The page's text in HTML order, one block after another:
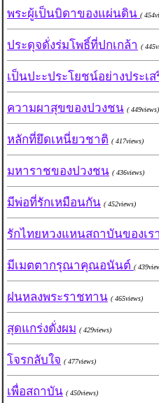
พระผู้เป็นบิดาของแผ่นดิน (
ประดุจดั่งร่มโพธิ์ที่ปกเกล้า (
เป็นปะะประโยชน์อย่างประเส
ความผาสุขของปวงชน ( 449views)
หลักที่ยึดเหนี่ยวชาติ ( 417views)
มหาราชของปวงชน ( 436views)
มีพ่อที่รักเหมือนกัน ( 452views)
รักไทยหวงแหนสถาบันของเรา
มีเมตตากรุณาคุณอนันต์ (
ฝนหลงพระราชทาน ( 465views)
สุดแกร่งดั่งผม ( 429views)
โจรกลับใจ ( 477views)
เพื่อสถาบัน ( 450views)